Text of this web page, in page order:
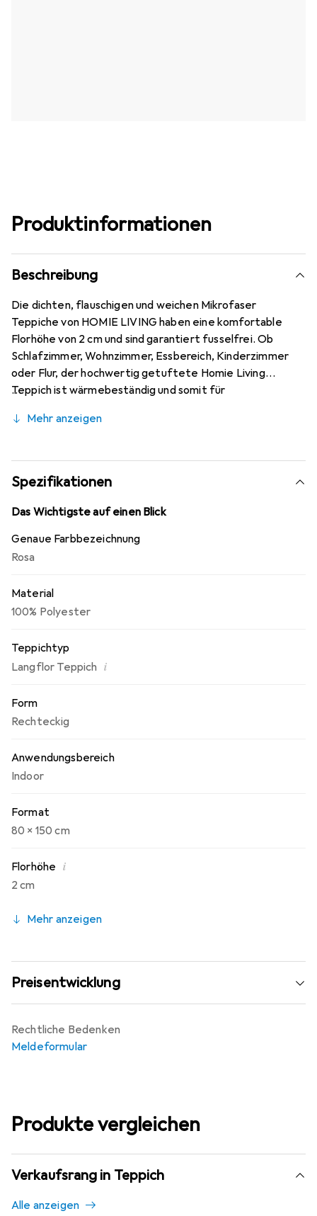
Produktinformationen
Beschreibung
Die dichten, flauschigen und weichen Mikrofaser
Teppiche von HOMIE LIVING haben eine komfortable
Florhöhe von 2 cm und sind garantiert fusselfrei. Ob
Schlafzimmer, Wohnzimmer, Essbereich, Kinderzimmer
oder Flur, der hochwertig getuftete Homie Living
Teppich ist wärmebeständig und somit für
zertifiziert.
Mehr anzeigen
Spezifikationen
Das Wichtigste auf einen Blick
Genaue Farbbezeichnung
Rosa
Material
100% Polyester
Teppichtyp
Langflor Teppich i
Form
Rechteckig
Anwendungsbereich
Indoor
Format
80 x 150 cm
Florhöhe i
2 cm
Mehr anzeigen
Preisentwicklung
Rechtliche Bedenken
Meldeformular
Produkte vergleichen
Verkaufsrang in Teppich
Alle anzeigen